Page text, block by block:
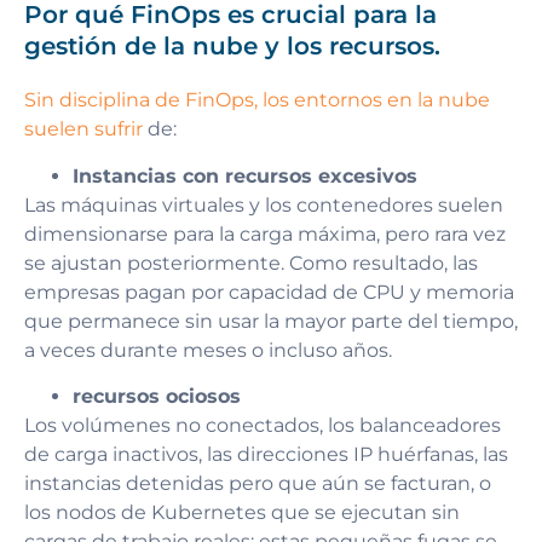
Por qué FinOps es crucial para la
gestión de la nube y los recursos.
Sin disciplina de FinOps, los entornos en la nube
suelen sufrir de:
Instancias con recursos excesivos
Las máquinas virtuales y los contenedores suelen
dimensionarse para la carga máxima, pero rara vez
se ajustan posteriormente. Como resultado, las
empresas pagan por capacidad de CPU y memoria
que permanece sin usar la mayor parte del tiempo,
a veces durante meses o incluso años.
recursos ociosos
Los volúmenes no conectados, los balanceadores
de carga inactivos, las direcciones IP huérfanas, las
instancias detenidas pero que aún se facturan, o
los nodos de Kubernetes que se ejecutan sin